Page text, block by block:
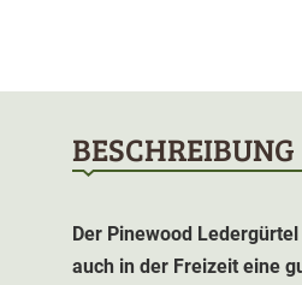
BESCHREIBUNG
Der Pinewood
auch in der Freizeit eine